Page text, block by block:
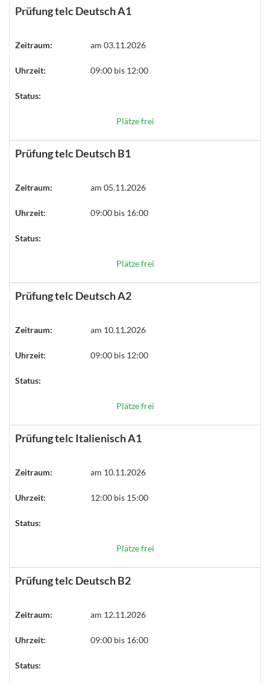
Prüfung telc Deutsch A1
Zeitraum: am 03.11.2026
Uhrzeit: 09:00 bis 12:00
Status:
Plätze frei
Prüfung telc Deutsch B1
Zeitraum: am 05.11.2026
Uhrzeit: 09:00 bis 16:00
Status:
Plätze frei
Prüfung telc Deutsch A2
Zeitraum: am 10.11.2026
Uhrzeit: 09:00 bis 12:00
Status:
Plätze frei
Prüfung telc Italienisch A1
Zeitraum: am 10.11.2026
Uhrzeit: 12:00 bis 15:00
Status:
Plätze frei
Prüfung telc Deutsch B2
Zeitraum: am 12.11.2026
Uhrzeit: 09:00 bis 16:00
Status: